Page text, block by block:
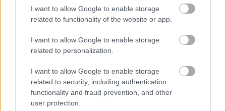
I want to allow Google to enable storage
related to functionality of the website or app.
I want to allow Google to enable storage
related to personalization.
I want to allow Google to enable storage
related to security, including authentication
functionality and fraud prevention, and other
user protection.
Fantasztikus pékség nyitott!